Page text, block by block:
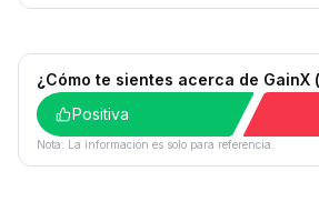
¿Cómo te sientes acerca de GainX
Positiva
Nota: La información es solo para referencia.